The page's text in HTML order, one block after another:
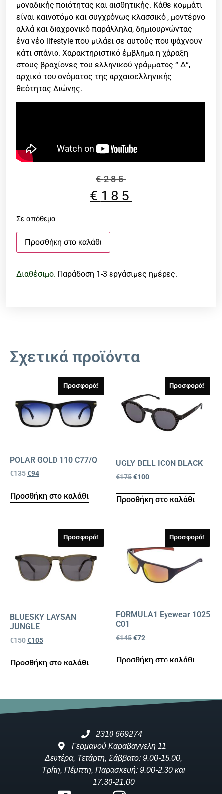
μοναδικής ποιότητας και αισθητικής. Κάθε κομμάτι
είναι καινοτόμο και συγχρόνως κλασσικό , μοντέρνο
αλλά και διαχρονικό παράλληλα, δημιουργώντας
ένα νέο lifestyle που μιλάει σε αυτούς που ψάχνουν
κάτι σπάνιο. Χαρακτηριστικό έμβλημα η χάραξη
στους βραχίονες του ελληνικού γράμματος “ Δ“,
αρχικό του ονόματος της αρχαιοελληνικής
θεότητας Διώνης.
€285
€ 185
Σε απόθεμα
Προσθήκη στο καλάθι
Διαθέσιμο. Παράδοση 1-3 εργάσιμες ημέρες.
Σχετικά προϊόντα
Προσφορά!
POLAR GOLD 110 C77/Q
€135€94
Προσθήκη στο καλάθι
Προσφορά!
UGLY BELL ICON BLACK
€175€100
Προσθήκη στο καλάθι
Προσφορά!
BLUESKY LAYSAN
JUNGLE
€150€105
Προσθήκη στο καλάθι
Προσφορά!
FORMULA1 Eyewear 1025
C01
€145€72
Προσθήκη στο καλάθι
2310 669274
Γερμανού Καραβαγγελη 11
Δευτέρα, Τετάρτη, Σάββατο: 9.00-15.00,
Τρίτη, Πέμπτη, Παρασκευή: 9.00-2.30 και
17.30-21.00